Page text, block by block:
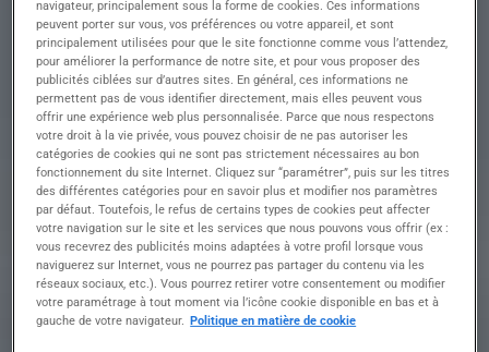
• Conduire un camion SPL
• Effectuer les opérations de mise à quai de
manière précise et sécurisée
• Assurer les livraisons dans le respect des délais
prévus
• Maintenir le véhicule en bon état mécanique et
de propreté
• Respecter les règles de sécurité et la législation
en vigueur lors des trajets
Profil recherché
navigateur, principalement sous la forme de cookies. Ces informations
peuvent porter sur vous, vos préférences ou votre appareil, et sont
principalement utilisées pour que le site fonctionne comme vous l’attendez,
pour améliorer la performance de notre site, et pour vous proposer des
publicités ciblées sur d’autres sites. En général, ces informations ne
permettent pas de vous identifier directement, mais elles peuvent vous
offrir une expérience web plus personnalisée. Parce que nous respectons
votre droit à la vie privée, vous pouvez choisir de ne pas autoriser les
catégories de cookies qui ne sont pas strictement nécessaires au bon
fonctionnement du site Internet. Cliquez sur “paramétrer”, puis sur les titres
des différentes catégories pour en savoir plus et modifier nos paramètres
par défaut. Toutefois, le refus de certains types de cookies peut affecter
votre navigation sur le site et les services que nous pouvons vous offrir (ex :
vous recevrez des publicités moins adaptées à votre profil lorsque vous
naviguerez sur Internet, vous ne pourrez pas partager du contenu via les
réseaux sociaux, etc.). Vous pourrez retirer votre consentement ou modifier
votre paramétrage à tout moment via l’icône cookie disponible en bas et à
gauche de votre navigateur. Politique en matière de cookie